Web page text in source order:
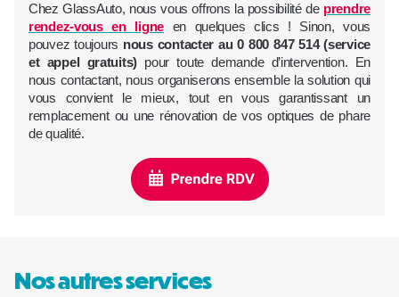
Chez GlassAuto, nous vous offrons la possibilité de prendre
rendez-vous en ligne en quelques clics ! Sinon, vous
pouvez toujours nous contacter au 0 800 847 514 (service
et appel gratuits) pour toute demande d’intervention. En
nous contactant, nous organiserons ensemble la solution qui
vous convient le mieux, tout en vous garantissant un
remplacement ou une rénovation de vos optiques de phare
de qualité.
Nos autres services